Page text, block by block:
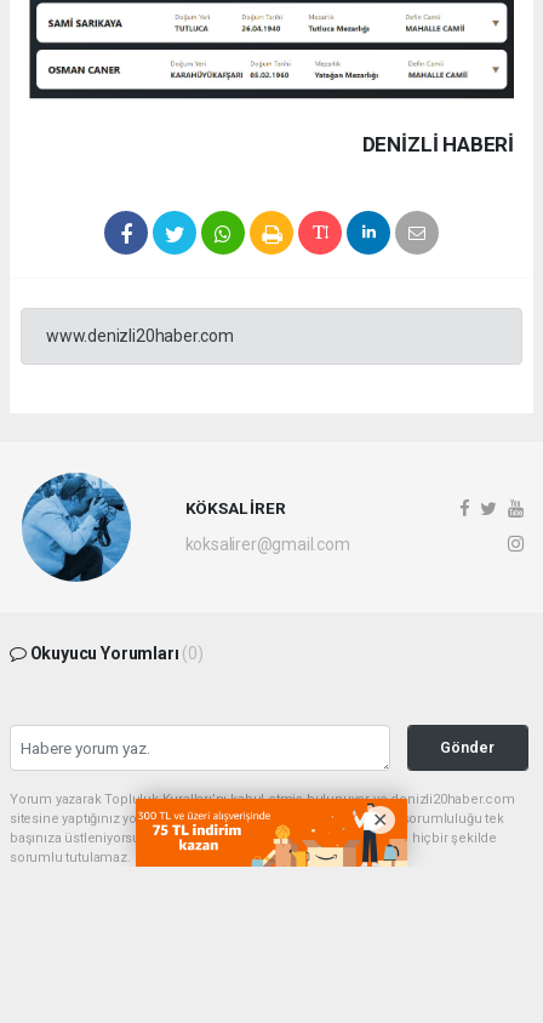
DENIZLI HABERİ
www.denizli20haber.com
KÖKSAL İRER
koksalirer@gmail.com
Okuyucu Yorumları (0)
Gönder
Yorum yazarak Topluluk Kuralları’nı kabul etmiş bulunuyor ve denizli20haber.com
sitesine yaptığınız yorumunuzla ilgili doğrudan veya dolaylı tüm sorumluluğu tek
başınıza üstleniyorsunuz. Yazılan tüm yorumlardan site yönetimi hiçbir şekilde
sorumlu tutulamaz.